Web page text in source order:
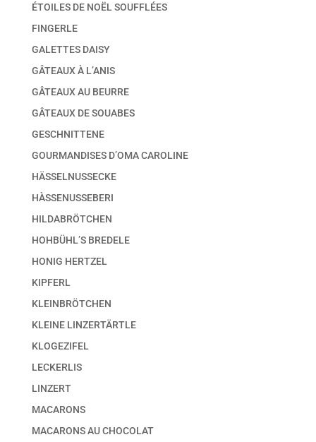
ÉTOILES DE NOËL SOUFFLÉES
FINGERLE
GALETTES DAISY
GÂTEAUX À L’ANIS
GÂTEAUX AU BEURRE
GÂTEAUX DE SOUABES
GESCHNITTENE
GOURMANDISES D’OMA CAROLINE
HÄSSELNUSSECKE
HÀSSENUSSEBERI
HILDABRÖTCHEN
HOHBÜHL’S BREDELE
HONIG HERTZEL
KIPFERL
KLEINBRÖTCHEN
KLEINE LINZERTÄRTLE
KLOGEZIFEL
LECKERLIS
LINZERT
MACARONS
MACARONS AU CHOCOLAT